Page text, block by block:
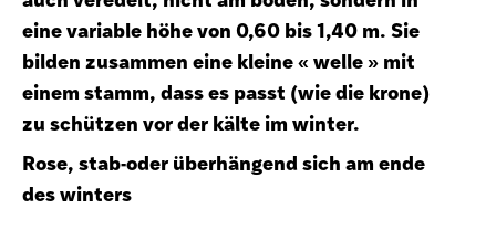
eine variable höhe von 0,60 bis 1,40 m. Sie
bilden zusammen eine kleine « welle » mit
einem stamm, dass es passt (wie die krone)
zu schützen vor der kälte im winter.
Rose, stab-oder überhängend sich am ende
des winters